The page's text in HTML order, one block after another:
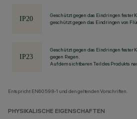
Geschützt gegen das Eindringen fester
geschützt gegen das Eindringen von
Geschützt gegen das Eindringen fester
gegen Regen.
Auf dem sichtbaren Teil des Produkts
Entspricht EN60598-1 und den geltenden Vorschriften.
PHYSIKALISCHE EIGENSCHAFTEN